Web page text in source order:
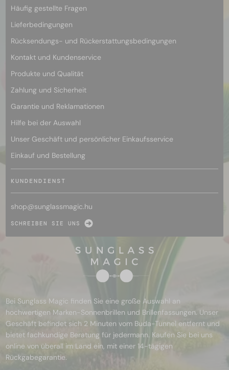
Häufig gestellte Fragen
Lieferbedingungen
Rücksendungs- und Rückerstattungsbedingungen
Kontakt und Kundenservice
Produkte und Qualität
Zahlung und Sicherheit
Garantie und Reklamationen
Hilfe bei der Auswahl
Unser Geschäft und persönlicher Einkaufsservice
Einkauf und Bestellung
KUNDENDIENST
shop@sunglassmagic.hu
SCHREIBEN SIE UNS
Bei Sunglass Magic finden Sie eine große Auswahl an
hochwertigen Marken-Sonnenbrillen und Brillenfassungen. Unser
Geschäft befindet sich 2 Minuten vom Buda-Tunnel entfernt und
bietet fachkundige Beratung für jedermann. Kaufen Sie bei uns
online von überall im Land ein, mit einer 14-tägigen
Rückgabegarantie.